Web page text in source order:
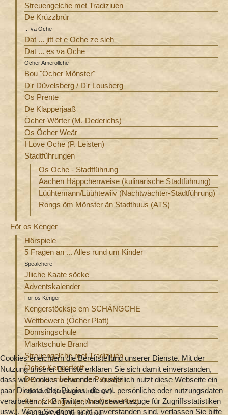
Streuengelche met Tradiziuen
De Krüzzbrür
... va Oche
Dat ... jitt et e Oche ze sieh
Dat ... es va Oche
Öcher Ameröllche
Bou "Öcher Mönster"
D'r Düvelsberg / D'r Lousberg
Os Prente
De Klapperjaaß
Öcher Wörter (M. Dederichs)
Os Öcher Weär
I Love Oche (P. Leisten)
Stadtführungen
Os Oche - Stadtführung
Aachen Häppchenweise (kulinarische Stadtführung)
Lüühtemann/Lüühtewiiv (Nachtwächter-Stadtführung)
Rongs öm Mönster än Stadthuus (ATS)
För os Kenger
Hörspiele
5 Fragen an ... Alles rund um Kinder
Speälchere
Jliiche Kaate söcke
Adventskalender
För os Kenger
Kengerstöcksje em SCHÄNGCHE
Wettbewerb (Öcher Platt)
Domsingschule
Marktschule Brand
Streuengelche met Tradiziuen
Öcher Kengertreff
Der rue onbekannde Pappejai
rejiunale Ömjangssproech (Kenger)
För os Kenger (oehne Öcher Platt)
FASTELOVVEND för os Kenger
Cookies erleichtern die Bereitstellung unserer Dienste. Mit der
Nutzung unserer Dienste erklären Sie sich damit einverstanden,
dass wir Cookies verwenden. Zusätzlich nutzt diese Webseite ein
paar Dienste oder Plugins, die evtl. persönliche oder nutzungsdaten
verarbeiten. (z. B. Twitter, Analysewerkezuge für Zugriffsstatistiken
usw.). Wenn Sie damit nicht einverstanden sind, verlassen Sie bitte